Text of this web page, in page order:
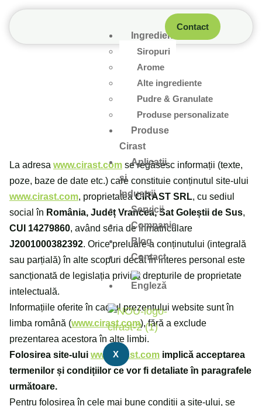
Ingrediente
Siropuri
Arome
Alte ingrediente
Pudre & Granulate
Produse personalizate
Produse
Cirast
Aplicații
și
Industrii
Servicii
Companie
Blog
Contact
X
Contact
La adresa www.cirast.com se regăsesc informații (texte,
poze, baze de date etc.) care constituie conținutul site-ului
www.cirast.com, proprietateaCIRAST SRL, cu sediul
social în România, Județ Vrancea, Sat Goleștii de Sus,
CUI 14279860, având seria de înmatriculare
J2001000382392. Orice preluare a conținutului (integrală
sau parțială) în alte scopuri decât în interes personal este
sancționată de legislația privind drepturile de proprietate
intelectuală.
Informațiile oferite în cadrul prezentului website sunt în
limba română (www.cirast.com), fără a exclude
prezentarea acestora în alte limbi.
Folosirea site-ului www.cirast.com implică acceptarea
termenilor și condițiilor ce vor fi detaliate în paragrafele
următoare.
Pentru folosirea în cele mai bune condiții a site-ului, se